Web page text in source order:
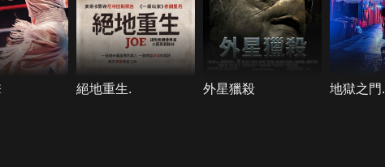
絕地重生. 外星獵殺 地獄之門.